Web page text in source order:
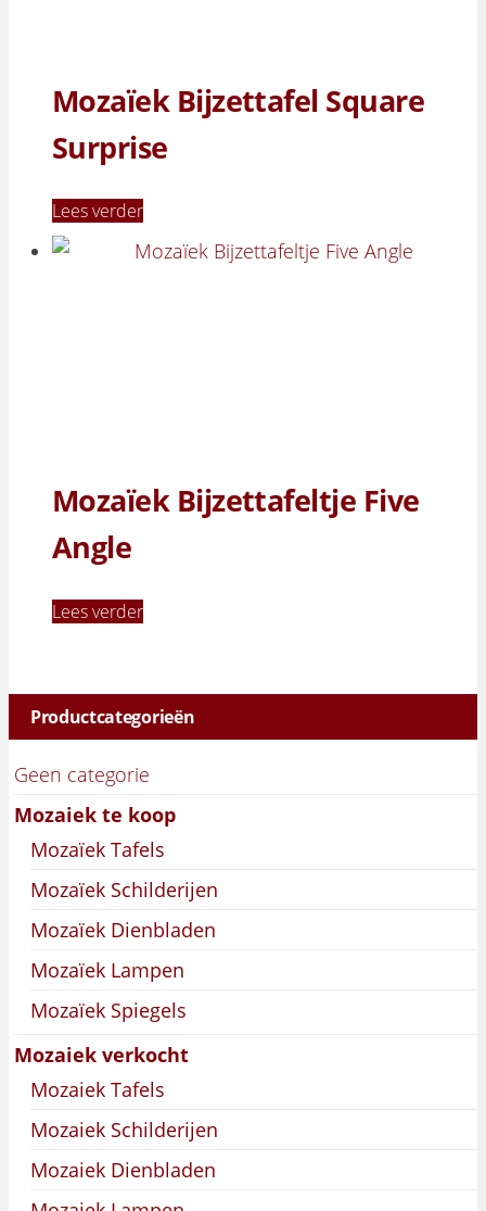
Mozaïek Bijzettafel Square
Surprise
Lees verder
Mozaïek Bijzettafeltje Five
Angle
Lees verder
Productcategorieën
Geen categorie
Mozaiek te koop
Mozaïek Tafels
Mozaïek Schilderijen
Mozaïek Dienbladen
Mozaïek Lampen
Mozaïek Spiegels
Mozaiek verkocht
Mozaiek Tafels
Mozaiek Schilderijen
Mozaiek Dienbladen